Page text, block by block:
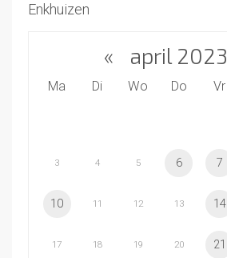
Enkhuizen
« april 2023
Ma Di Wo Do Vr
3 4 5 6 7
10 11 12 13 14
17 18 19 20 21